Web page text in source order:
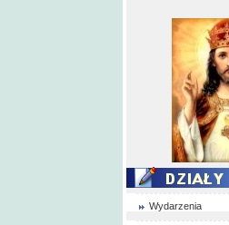
Wydarzenia